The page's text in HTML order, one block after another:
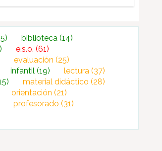
biblioteca(14)
e.s.o.(61)
evaluación(25)
infantil(19) lectura(37)
material didáctico(28)
orientación(21)
profesorado(31)